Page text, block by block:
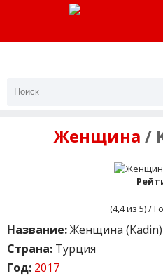
Женщина /
(4,4из 5) /
Название:Женщина (Kadin)
Страна: Турция
Год: 2017